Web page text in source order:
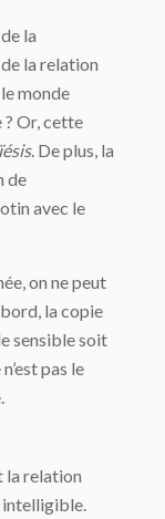
la
la relation
monde
Or, cette
. De plus, la
de
avec le
on ne peut
la copie
sensible soit
pas le
la relation
intelligible.